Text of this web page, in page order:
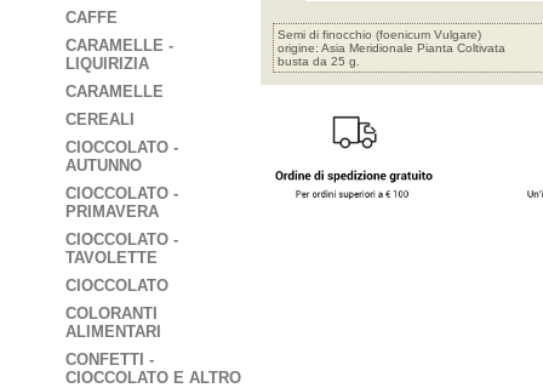
CAFFE
CARAMELLE -
LIQUIRIZIA
CARAMELLE
CEREALI
CIOCCOLATO -
AUTUNNO
CIOCCOLATO -
PRIMAVERA
CIOCCOLATO -
TAVOLETTE
CIOCCOLATO
COLORANTI
ALIMENTARI
CONFETTI -
CIOCCOLATO E ALTRO
Semi di finocchio (foenicum Vulgare)
origine: Asia Meridionale Pianta Coltivata
busta da 25 g.